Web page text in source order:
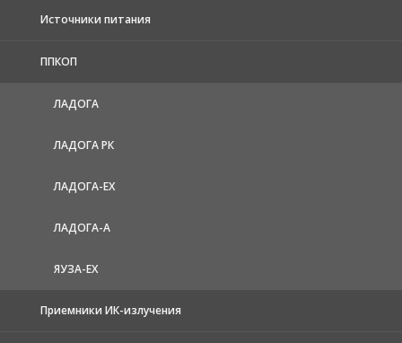
Источники питания
ППКОП
ЛАДОГА
ЛАДОГА РК
ЛАДОГА-EX
ЛАДОГА-А
ЯУЗА-ЕХ
Приемники ИК-излучения